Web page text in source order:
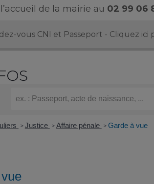
de la mairie au 02 99 06
vous CNI et Passeport - Cliquez
> Justice > Affaire pénale > Garde à vue